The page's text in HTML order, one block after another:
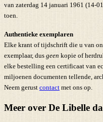
van zaterdag 14 januari 1961 (14-
toen.
Authentieke exemplaren
Elke krant of tijdschrift die u van
exemplaar, dus geen kopie of
elke bestelling een certificaat van
miljoenen documenten tellende,
Neem gerust contact met ons op.
Meer over De Libelle